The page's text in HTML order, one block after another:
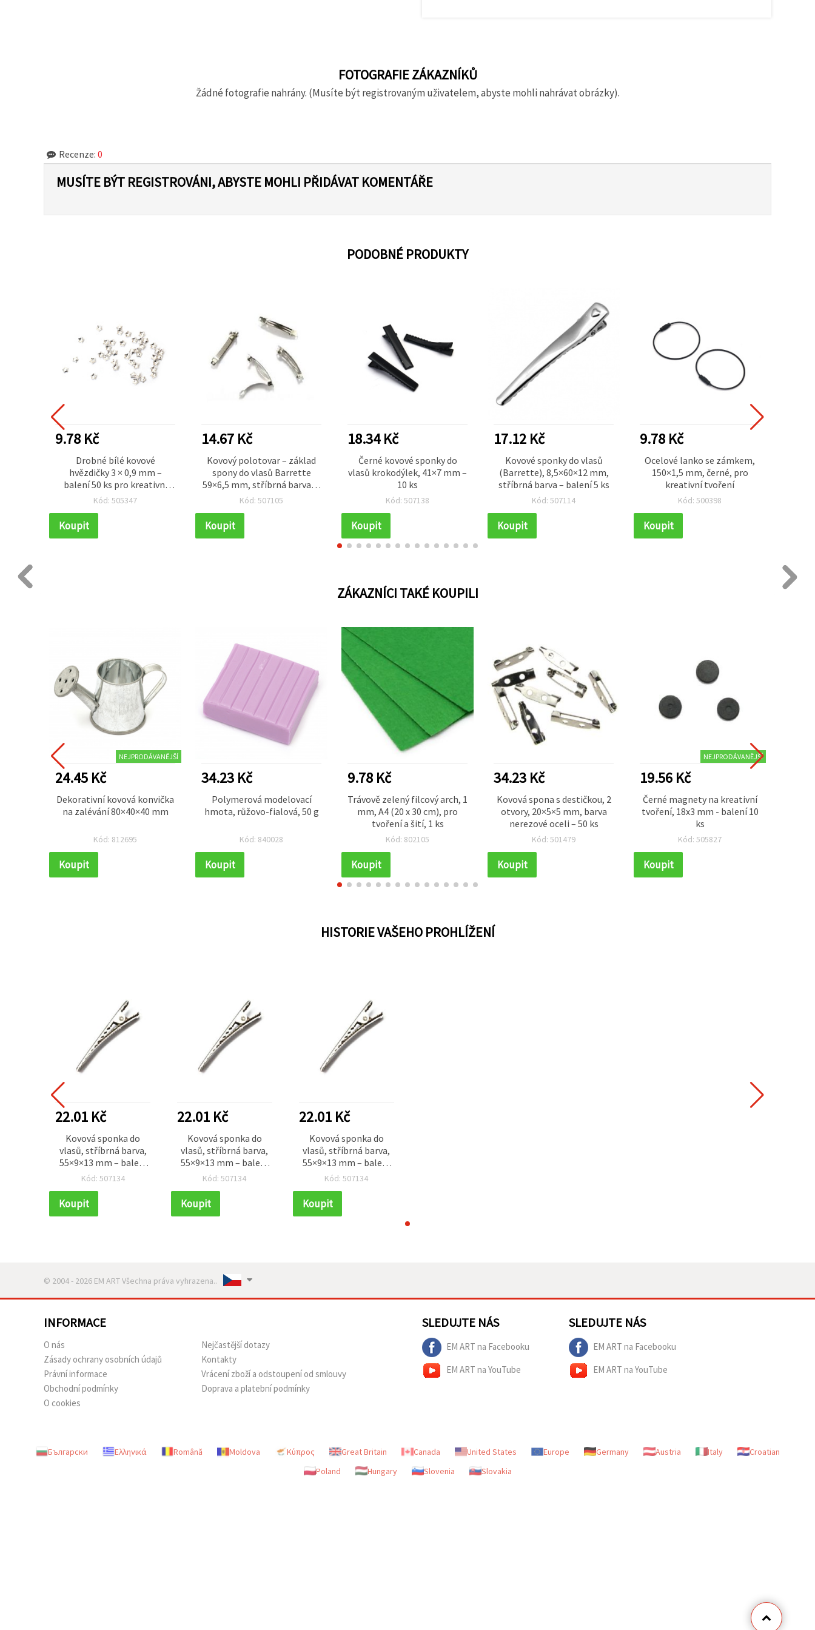
FOTOGRAFIE ZÁKAZNÍKŮ
Žádné fotografie nahrány. (Musíte být registrovaným uživatelem, abyste mohli nahrávat obrázky).
Recenze: 0
MUSÍTE BÝT REGISTROVÁNI, ABYSTE MOHLI PŘIDÁVAT KOMENTÁŘE
PODOBNÉ PRODUKTY
9.78 Kč
Drobné bílé kovové
hvězdičky 3 × 0,9 mm –
balení 50 ks pro kreativní
DIY, scrapbooking a sváteční
Kód: 505347
Koupit
14.67 Kč
Kovový polotovar – základ
spony do vlasů Barrette
59×6,5 mm, stříbrná barva, 4
ks
Kód: 507105
Koupit
18.34 Kč
Černé kovové sponky do
vlasů krokodýlek, 41×7 mm –
10 ks
Kód: 507138
Koupit
17.12 Kč
Kovové sponky do vlasů
(Barrette), 8,5×60×12 mm,
stříbrná barva – balení 5 ks
Kód: 507114
Koupit
9.78 Kč
Ocelové lanko se zámkem,
150×1,5 mm, černé, pro
kreativní tvoření
Kód: 500398
Koupit
ZÁKAZNÍCI TAKÉ KOUPILI
NEJPRODÁVANĚJŠÍ
24.45 Kč
Dekorativní kovová konvička
na zalévání 80×40×40 mm
Kód: 812695
Koupit
34.23 Kč
Polymerová modelovací
hmota, růžovo-fialová, 50 g
Kód: 840028
Koupit
9.78 Kč
Trávově zelený filcový arch, 1
mm, A4 (20 x 30 cm), pro
tvoření a šití, 1 ks
Kód: 802105
Koupit
34.23 Kč
Kovová spona s destičkou, 2
otvory, 20×5×5 mm, barva
nerezové oceli – 50 ks
Kód: 501479
Koupit
NEJPRODÁVANĚJŠÍ
19.56 Kč
Černé magnety na kreativní
tvoření, 18x3 mm - balení 10
ks
Kód: 505827
Koupit
HISTORIE VAŠEHO PROHLÍŽENÍ
22.01 Kč
Kovová sponka do
vlasů, stříbrná barva,
55×9×13 mm – balení
10 ks
Kód: 507134
Koupit
22.01 Kč
Kovová sponka do
vlasů, stříbrná barva,
55×9×13 mm – balení
10 ks
Kód: 507134
Koupit
22.01 Kč
Kovová sponka do
vlasů, stříbrná barva,
55×9×13 mm – balení
10 ks
Kód: 507134
Koupit
© 2004 - 2026 EM ART Všechna práva vyhrazena..
INFORMACE
O nás
Zásady ochrany osobních údajů
Právní informace
Obchodní podmínky
O cookies
Nejčastější dotazy
Kontakty
Vrácení zboží a odstoupení od smlouvy
Doprava a platební podmínky
SLEDUJTE NÁS
EM ART na Facebooku
EM ART na YouTube
SLEDUJTE NÁS
EM ART na Facebooku
EM ART na YouTube
Български Ελληνικά Română Moldova Κύπρος Great Britain Canada United States Europe Germany Austria Italy
Croatian
Poland
Hungary Slovenia Slovakia